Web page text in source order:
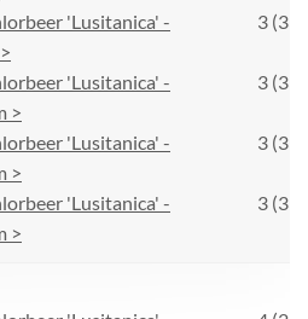
'Lusitanica' -
3 (33
'Lusitanica' -
>
3 (33
'Lusitanica' -
>
3 (33
'Lusitanica' -
>
3 (33